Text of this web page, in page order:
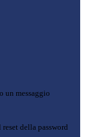
un messaggio
della password